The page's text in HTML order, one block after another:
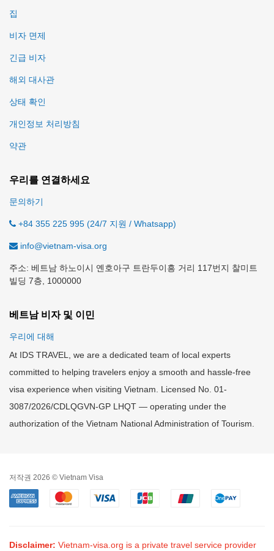
집
비자 면제
긴급 비자
해외 대사관
상태 확인
개인정보 처리방침
약관
우리를 연결하세요
문의하기
+84 355 225 995 (24/7 지원 / Whatsapp)
info@vietnam-visa.org
주소: 베트남 하노이시 옌호아구 트란두이흥 거리 117번지 찰미트
빌딩 7층, 1000000
베트남 비자 및 이민
우리에 대해
At IDS TRAVEL, we are a dedicated team of local experts
committed to helping travelers enjoy a smooth and hassle-free
visa experience when visiting Vietnam. Licensed No. 01-
3087/2026/CDLQGVN-GP LHQT — operating under the
authorization of the Vietnam National Administration of Tourism.
저작권 2026 © Vietnam Visa
Disclaimer: Vietnam-visa.org is a private travel service provider